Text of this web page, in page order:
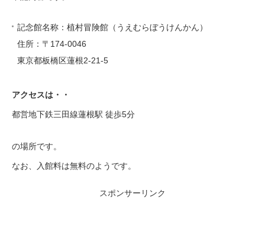
記念館名称：植村冒険館（うえむらぼうけんかん）
住所：〒174-0046
東京都板橋区蓮根2-21-5
アクセスは・・
都営地下鉄三田線蓮根駅 徒歩5分
の場所です。
なお、入館料は無料のようです。
スポンサーリンク